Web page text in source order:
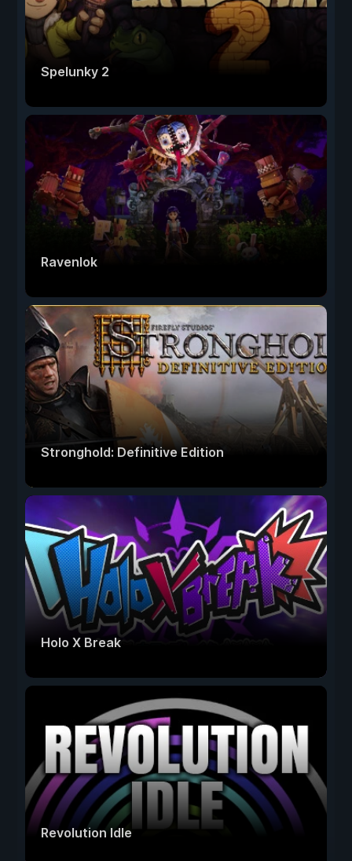
Spelunky 2
Ravenlok
Stronghold: Definitive Edition
Holo X Break
Revolution Idle